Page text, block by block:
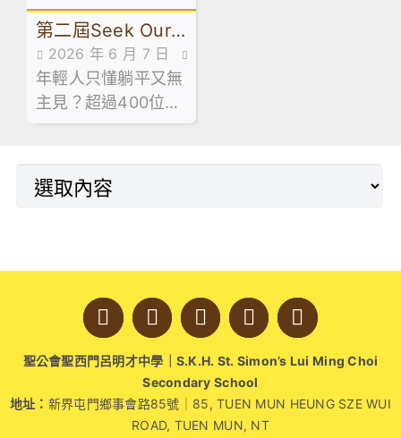
論
評。這次歷練讓筆者
得以站在客觀的專業
視窗，透視友校師生
的學與教互動。觀課
過程不僅是教學技術
第二屆Seek Our
Ways社創計劃畢
業 5個月為社區諗
出90條「好橋」
2026 年 6 月 7 日
傳媒訪問
年輕人只懂躺平又無
主見？超過400位參
加第二屆 Seek Our
學及大專生就話你
知：短短五個月內，
聖公會聖西門呂明才中學｜S.K.H. St. Simon’s Lui Ming Choi
Secondary School
地址： 新界屯門鄉事會路85號｜85, TUEN MUN HEUNG SZE WUI
ROAD, TUEN MUN, NT